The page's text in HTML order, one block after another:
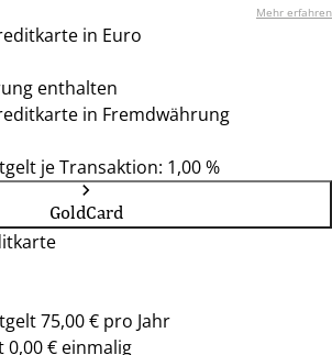
Mehr erfahren
in Euro
enthalten
in Fremdwährung
je Transaktion: 1,00 %
GoldCard
75,00 € pro Jahr
0,00 € einmalig